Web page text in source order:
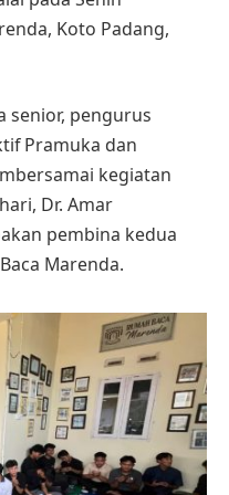
Koto Padang,
senior, pengurus
Pramuka dan
kegiatan
Dr. Amar
pembina kedua
Marenda.